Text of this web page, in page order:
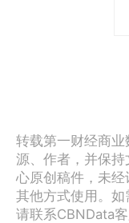
转载第一财经商
源、作者，并保
心原创稿件，未
其他方式使用。如
请联系CBNData